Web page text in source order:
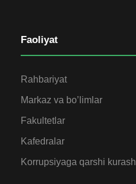
Faoliyat
Rahbariyat
Markaz va bo’limlar
Fakultetlar
Kafedralar
Korrupsiyaga qarshi kurash